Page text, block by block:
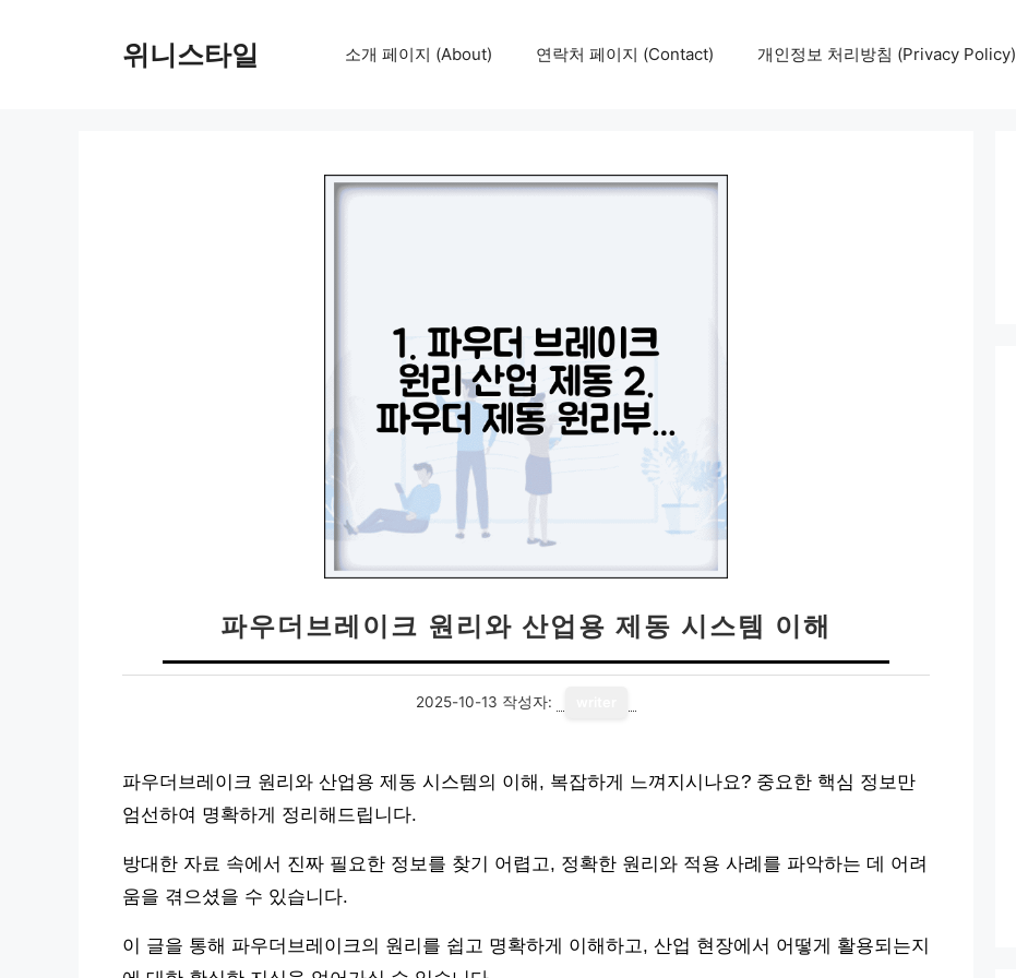
위니스타일 소개 페이지 (About) 연락처 페이지 (Contact) 개인정보 처리방침 (Privacy Policy)
파우더브레이크 원리와 산업용 제동 시스템 이해
2025-10-13 작성자:
파우더브레이크 원리와 산업용 제동 시스템의 이해, 복잡하게 느껴지시나요? 중요한 핵심 정보만
엄선하여 명확하게 정리해드립니다.
방대한 자료 속에서 진짜 필요한 정보를 찾기 어렵고, 정확한 원리와 적용 사례를 파악하는 데 어려
움을 겪으셨을 수 있습니다.
이 글을 통해 파우더브레이크의 원리를 쉽고 명확하게 이해하고, 산업 현장에서 어떻게 활용되는지